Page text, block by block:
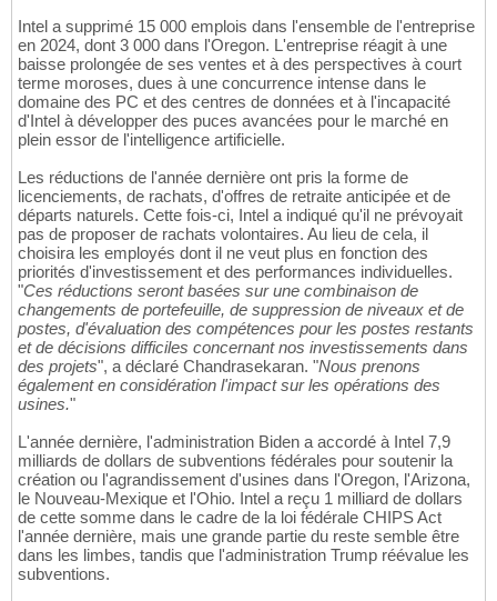
Intel a supprimé 15 000 emplois dans l'ensemble de l'entreprise
en 2024, dont 3 000 dans l'Oregon. L'entreprise réagit à une
baisse prolongée de ses ventes et à des perspectives à court
terme moroses, dues à une concurrence intense dans le
domaine des PC et des centres de données et à l'incapacité
d'Intel à développer des puces avancées pour le marché en
plein essor de l'intelligence artificielle.
Les réductions de l'année dernière ont pris la forme de
licenciements, de rachats, d'offres de retraite anticipée et de
départs naturels. Cette fois-ci, Intel a indiqué qu'il ne prévoyait
pas de proposer de rachats volontaires. Au lieu de cela, il
choisira les employés dont il ne veut plus en fonction des
priorités d'investissement et des performances individuelles.
"Ces réductions seront basées sur une combinaison de
changements de portefeuille, de suppression de niveaux et de
postes, d'évaluation des compétences pour les postes restants
et de décisions difficiles concernant nos investissements dans
des projets", a déclaré Chandrasekaran. "Nous prenons
également en considération l'impact sur les opérations des
usines."
L'année dernière, l'administration Biden a accordé à Intel 7,9
milliards de dollars de subventions fédérales pour soutenir la
création ou l'agrandissement d'usines dans l'Oregon, l'Arizona,
le Nouveau-Mexique et l'Ohio. Intel a reçu 1 milliard de dollars
de cette somme dans le cadre de la loi fédérale CHIPS Act
l'année dernière, mais une grande partie du reste semble être
dans les limbes, tandis que l'administration Trump réévalue les
subventions.